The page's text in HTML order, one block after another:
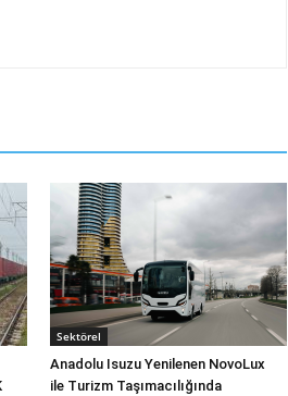
Sektörel
Anadolu Isuzu Yenilenen NovoLux
ile Turizm Taşımacılığında